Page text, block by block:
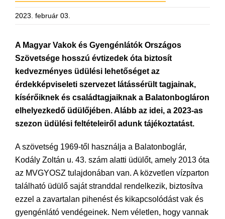
2023. február 03.
A Magyar Vakok és Gyengénlátók Országos
Szövetsége hosszú évtizedek óta biztosít
kedvezményes üdülési lehetőséget az
érdekképviseleti szervezet látássérült tagjainak,
kísérőiknek és családtagjaiknak a Balatonbogláron
elhelyezkedő üdülőjében. Alább az idei, a 2023-as
szezon üdülési feltételeiről adunk tájékoztatást.
A szövetség 1969-től használja a Balatonboglár,
Kodály Zoltán u. 43. szám alatti üdülőt, amely 2013 óta
az MVGYOSZ tulajdonában van. A közvetlen vízparton
található üdülő saját stranddal rendelkezik, biztosítva
ezzel a zavartalan pihenést és kikapcsolódást vak és
gyengénlátó vendégeinek. Nem véletlen, hogy vannak